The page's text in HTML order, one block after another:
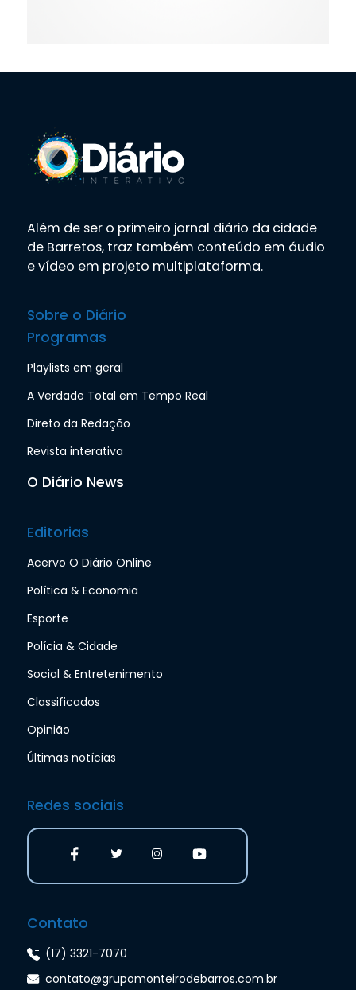
Além de ser o primeiro jornal diário da cidade
de Barretos, traz também conteúdo em áudio
e vídeo em projeto multiplataforma.
Sobre o Diário
Programas
Playlists em geral
A Verdade Total em Tempo Real
Direto da Redação
Revista interativa
O Diário News
Editorias
Acervo O Diário Online
Política & Economia
Esporte
Polícia & Cidade
Social & Entretenimento
Classificados
Opinião
Últimas notícias
Redes sociais
Contato
(17) 3321-7070
contato@grupomonteirodebarros.com.br